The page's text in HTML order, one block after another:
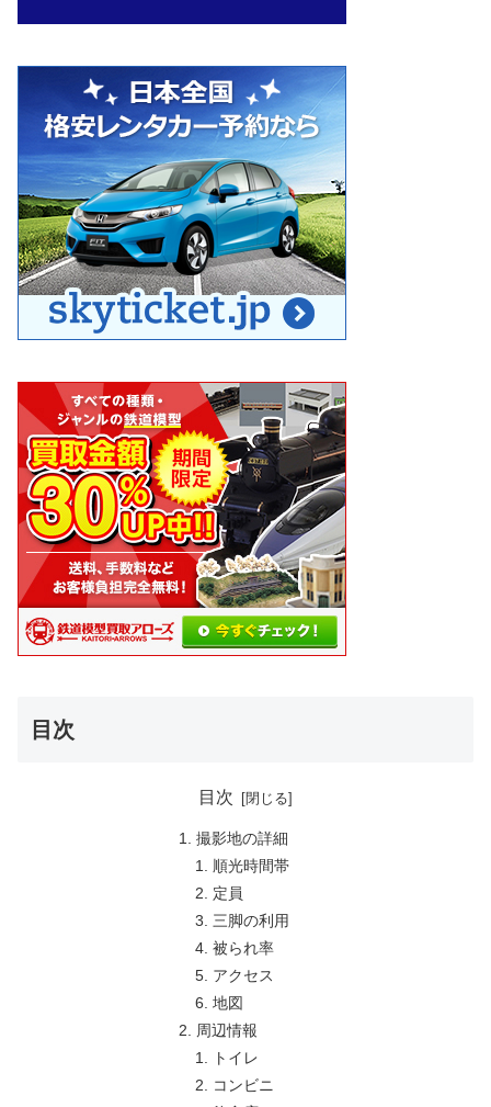
目次
目次
撮影地の詳細
順光時間帯
定員
三脚の利用
被られ率
アクセス
地図
周辺情報
トイレ
コンビニ